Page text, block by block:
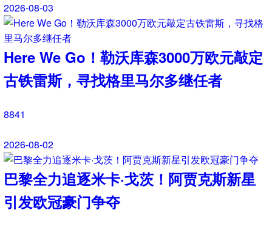
42350
2026-07-28
最新资讯
2026 赛季中超新闻资讯：第 21 轮战
罢 成都蓉城领跑 津门虎读秒绝杀
48837
2026-08-07